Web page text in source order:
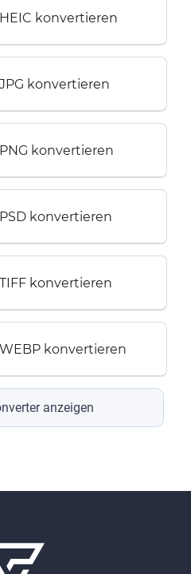
konvertieren
konvertieren
konvertieren
konvertieren
konvertieren
konvertieren
anzeigen